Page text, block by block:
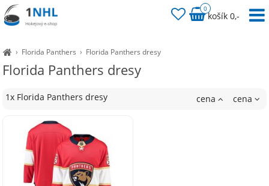
› Florida Panthers › Florida Panthers dresy
Florida Panthers dresy
cena cena
1x Florida Panthers dresy
0
košík 0,-